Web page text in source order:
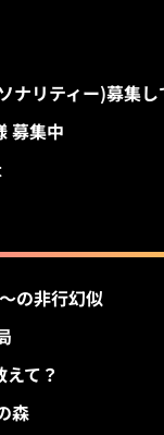
ナリティー)募集し
募集中
の非行幻似
て？
森